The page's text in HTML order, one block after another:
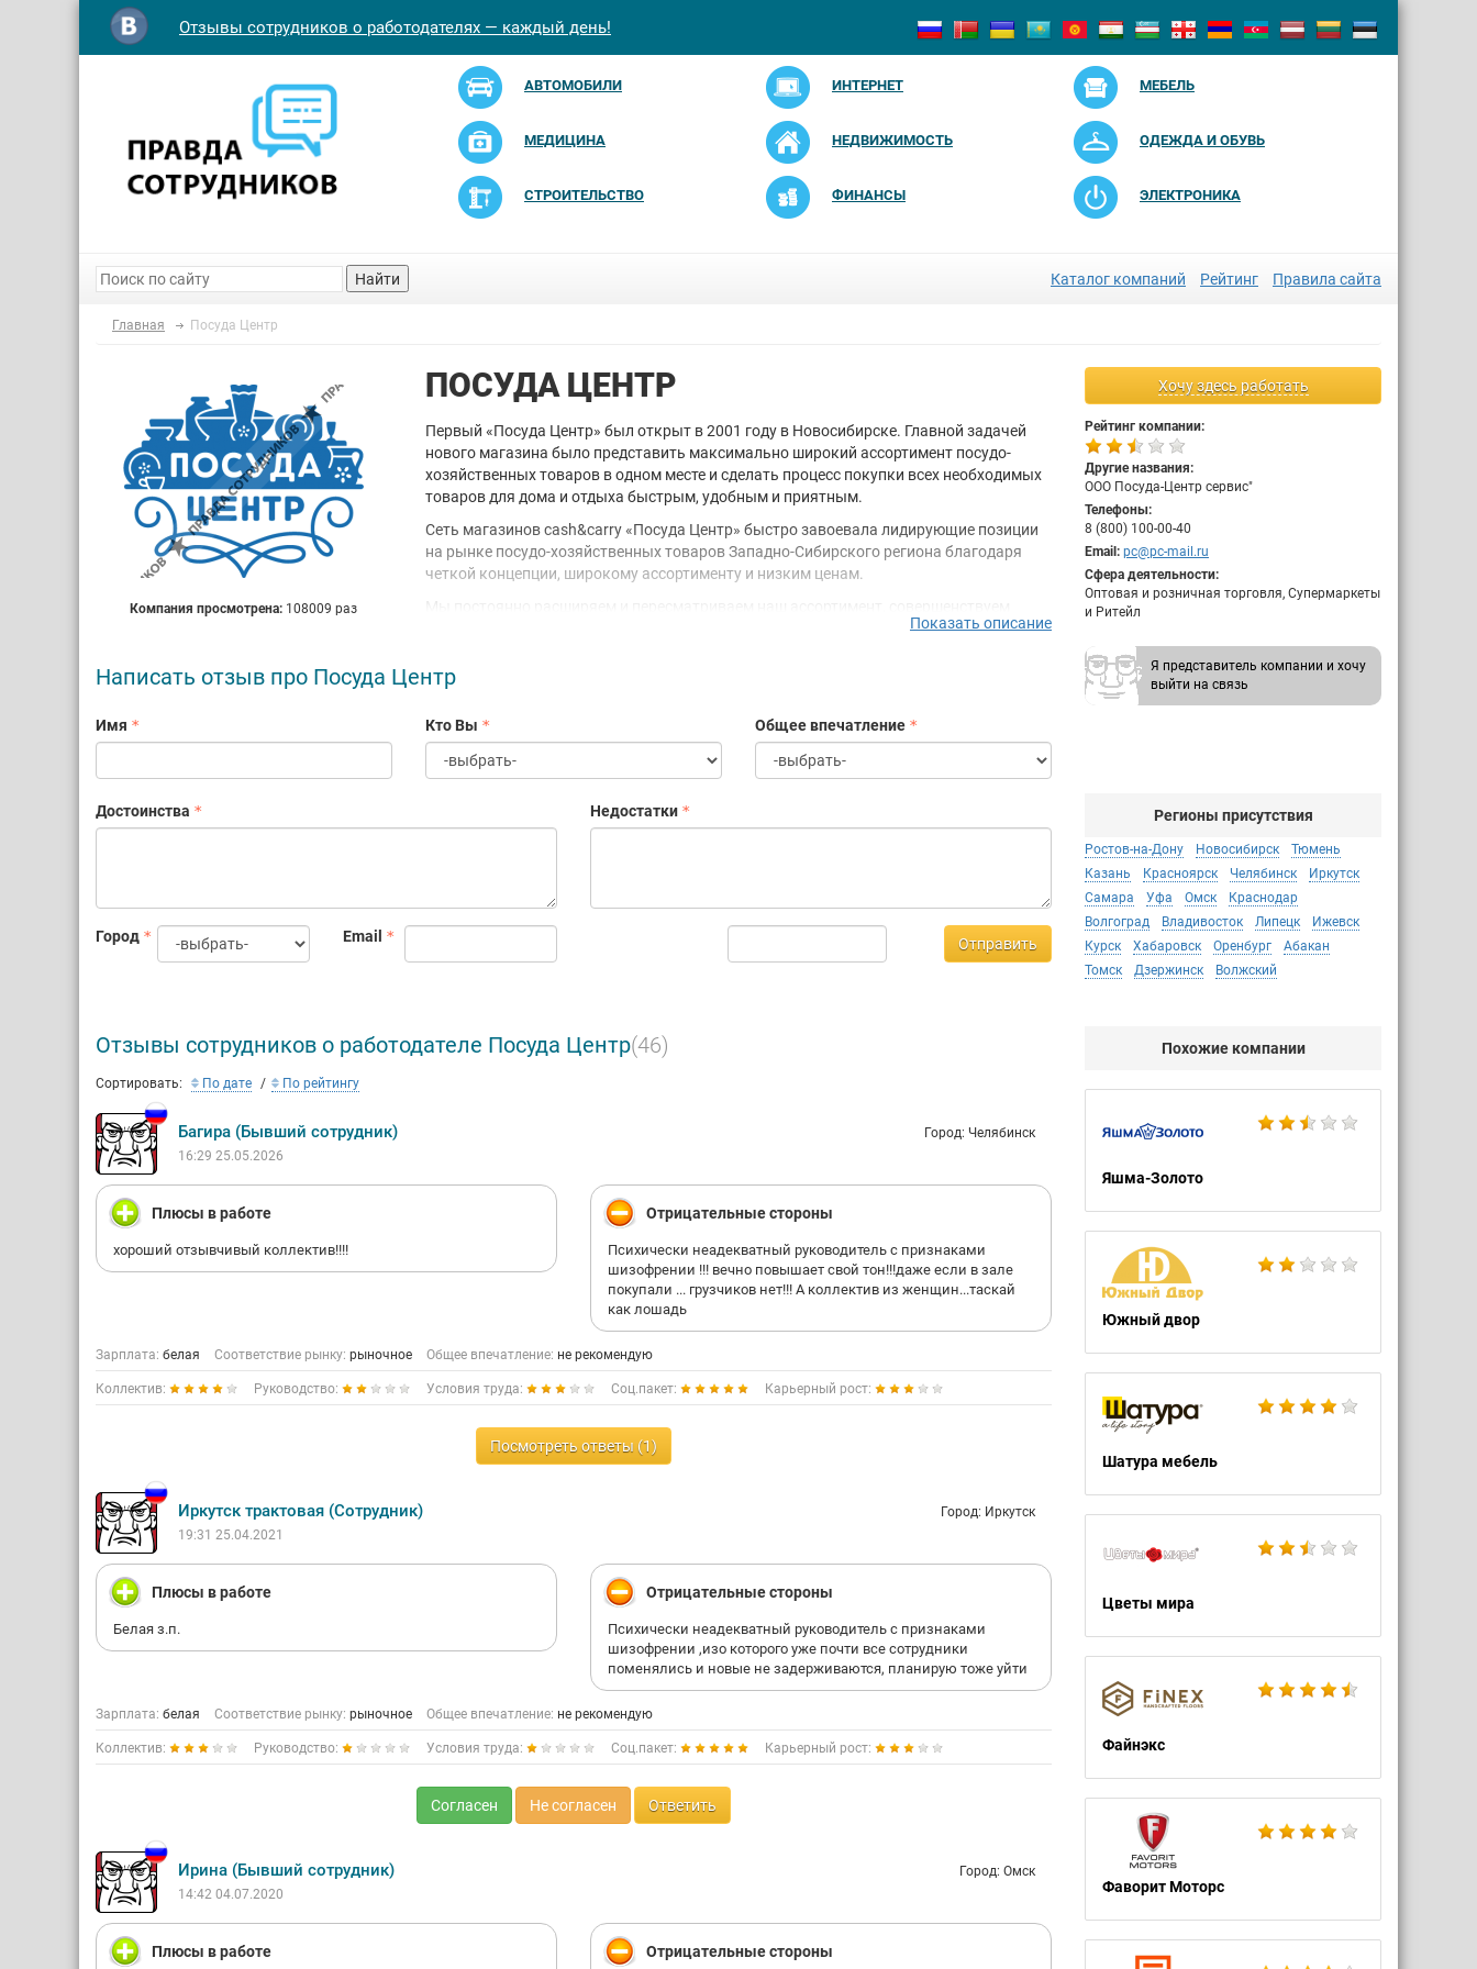
Отзывы сотрудников о работодателях — каждый день!
АВТОМОБИЛИ ИНТЕРНЕТ МЕБЕЛЬ
МЕДИЦИНА НЕДВИЖИМОСТЬ ОДЕЖДА И ОБУВЬ
СТРОИТЕЛЬСТВО ФИНАНСЫ ЭЛЕКТРОНИКА
Найти Каталог компаний Рейтинг Правила сайта
Главная Посуда Центр
Хочу здесь работать
Рейтинг компании:
Другие названия:
ООО Посуда-Центр сервис"
Телефоны:
8 (800) 100-00-40
Email: pc@pc-mail.ru
Сфера деятельности:
Оптовая и розничная торговля, Супермаркеты
и Ритейл
Я представитель компании и хочу
выйти на связь
Регионы присутствия
Ростов-на-Дону Новосибирск
Тюмень
Казань
Красноярск Челябинск
Иркутск
Самара
Уфа Омск
Краснодар
Волгоград
Владивосток Липецк
Ижевск
Курск
Хабаровск Оренбург
Абакан
Томск
Дзержинск Волжский
Похожие компании
Яшма-Золото
Южный двор
Шатура мебель
Цветы мира
Файнэкс
Фаворит Моторс
Компания просмотрена: 108009 раз
ПОСУДА ЦЕНТР
Первый «Посуда Центр» был открыт в 2001 году в Новосибирске. Главной задачей
нового магазина было представить максимально широкий ассортимент посудо-
хозяйственных товаров в одном месте и сделать процесс покупки всех необходимых
товаров для дома и отдыха быстрым, удобным и приятным.
Сеть магазинов cash&carry «Посуда Центр» быстро завоевала лидирующие позиции
на рынке посудо-хозяйственных товаров Западно-Сибирского региона благодаря
четкой концепции, широкому ассортименту и низким ценам.
сервис и внедряем новые технологии, чтобы соответствовать запросам рынка и
форматы. Мы строим рынок под себя, внедряя новые форматы и технологии
розничной торговли. И нас волнует не только бизнес, но и мир вокруг нас. Сеть
магазинов «Посуда Центр» активно поддерживает различные социальные
программы.
В планах компании — активная экспансия во все регионы России. Каждый год
Показать описание
Написать отзыв про Посуда Центр
Имя Кто Вы Общее впечатление
Достоинства Недостатки
Город Email Отправить
Отзывы сотрудников о работодателе Посуда Центр(46)
Сортировать: По дате По рейтингу
Багира (Бывший сотрудник)
Город: Челябинск
16:29 25.05.2026
Плюсы в работе
хороший отзывчивый коллектив!!!!
Отрицательные стороны
Психически неадекватный руководитель с признаками
шизофрении !!! вечно повышает свой тон!!!даже если в зале
покупали ... грузчиков нет!!! А коллектив из женщин...таскай
как лошадь
Зарплата: белая Соответствие рынку: рыночное Общее впечатление: не рекомендую
Коллектив: Руководство: Условия труда: Соц.пакет: Карьерный рост:
Посмотреть ответы (1)
Иркутск трактовая (Сотрудник)
Город: Иркутск
19:31 25.04.2021
Плюсы в работе
Белая з.п.
Отрицательные стороны
Психически неадекватный руководитель с признаками
шизофрении ,изо которого уже почти все сотрудники
поменялись и новые не задерживаются, планирую тоже уйти
Зарплата: белая Соответствие рынку: рыночное Общее впечатление: не рекомендую
Коллектив: Руководство: Условия труда: Соц.пакет: Карьерный рост:
Согласен Не согласен Ответить
Ирина (Бывший сотрудник)
Город: Омск
14:42 04.07.2020
Плюсы в работе Отрицательные стороны